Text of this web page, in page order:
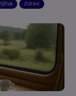
Zdraví